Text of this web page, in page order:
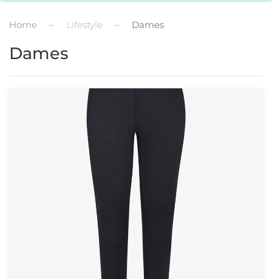
Home Lifestyle Dames
Dames